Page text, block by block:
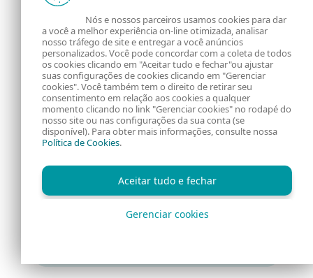
Inscreva-se e receba a nossa
newsletter.
Newsletter sobre a Crise na Ucrânia
Inscreva-se!
Nós e nossos parceiros usamos cookies para dar
a você a melhor experiência on-line otimizada, analisar
nosso tráfego de site e entregar a você anúncios
personalizados. Você pode concordar com a coleta de todos
os cookies clicando em "Aceitar tudo e fechar"ou ajustar
suas configurações de cookies clicando em "Gerenciar
cookies". Você também tem o direito de retirar seu
consentimento em relação aos cookies a qualquer
momento clicando no link "Gerenciar cookies" no rodapé do
nosso site ou nas configurações da sua conta (se
disponível). Para obter mais informações, consulte nossa
Política de Cookies.
Aceitar tudo e fechar
Gerenciar cookies